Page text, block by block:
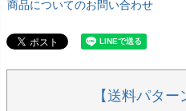
商品についてのお問い合わせ
【送料パター